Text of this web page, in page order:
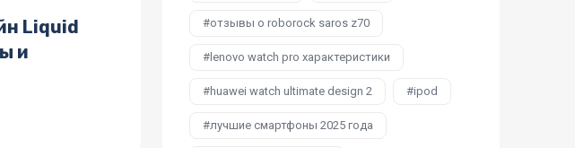
Liquid
и
отзывы о roborock saros z70
lenovo watch pro характеристики
huawei watch ultimate design 2 ipod
лучшие смартфоны 2025 года